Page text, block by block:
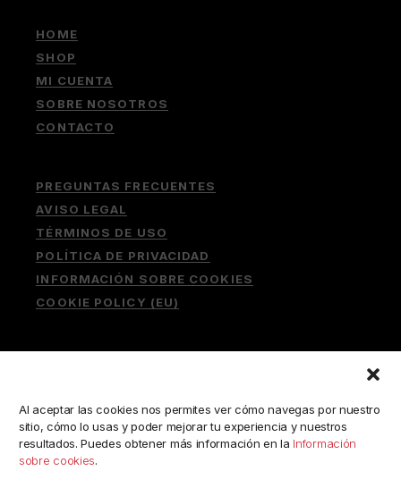
Al aceptar las cookies nos permites ver cómo navegas por nuestro
sitio, cómo lo usas y poder mejorar tu experiencia y nuestros
resultados. Puedes obtener más información en la Información
sobre cookies.
HOME
SHOP
MI CUENTA
SOBRE NOSOTROS
CONTACTO
PREGUNTAS FRECUENTES
AVISO LEGAL
TÉRMINOS DE USO
POLÍTICA DE PRIVACIDAD
INFORMACIÓN SOBRE COOKIES
COOKIE POLICY (EU)
Buscar: